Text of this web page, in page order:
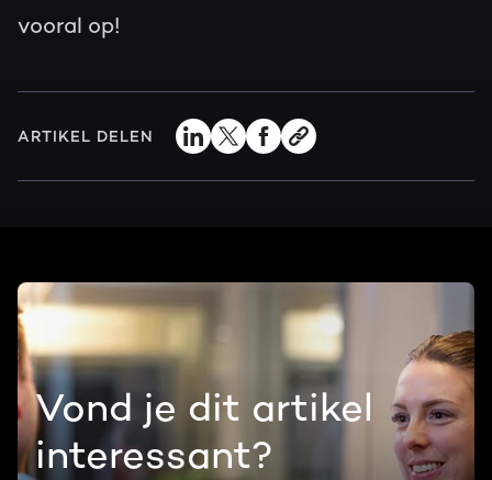
vooral op!
ARTIKEL DELEN
Vond je dit artikel
interessant?